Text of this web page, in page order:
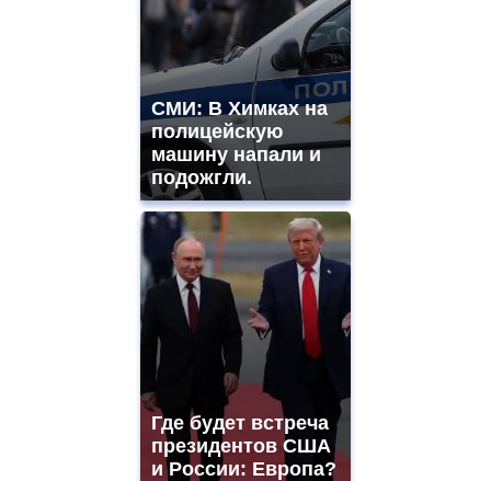
СМИ: В Химках на
полицейскую
машину напали и
подожгли.
Где будет встреча
президентов США
и России: Европа?